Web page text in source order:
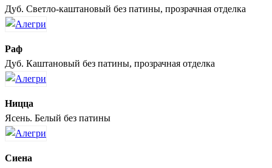
Дуб. Светло-каштановый без патины, прозрачная отделка
Раф
Дуб. Каштановый без патины, прозрачная отделка
Ницца
Ясень. Белый без патины
Сиена